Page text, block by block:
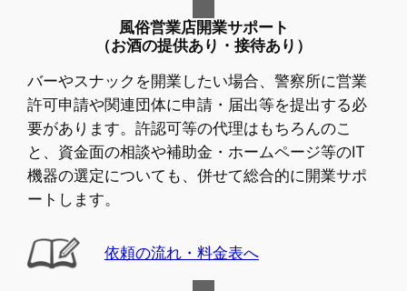
風俗営業店開業サポート
（お酒の提供あり・接待あり）
バーやスナックを開業したい場合、警察所に営業
許可申請や関連団体に申請・届出等を提出する必
要があります。許認可等の代理はもちろんのこ
と、資金面の相談や補助金・ホームページ等のIT
機器の選定についても、併せて総合的に開業サポ
ートします。
依頼の流れ・料金表へ